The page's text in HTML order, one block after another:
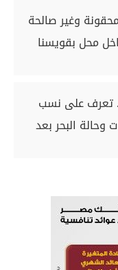
محقونة وغير صالحة
محل بقويسنا
تعرف على نسب
وحالة البحر بعد